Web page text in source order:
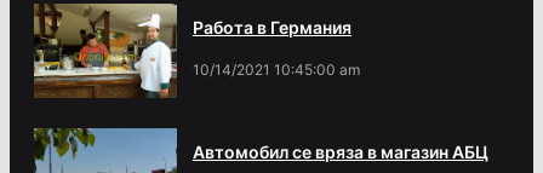
Работа в Германия
10/14/2021 10:45:00 am
Автомобил се вряза в магазин АБЦ